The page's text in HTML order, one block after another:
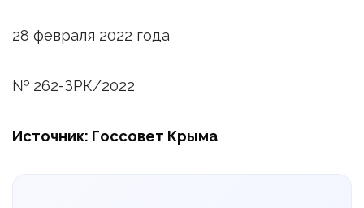
28 февраля 2022 года
№ 262-ЗРК/2022
Источник: Госсовет Крыма